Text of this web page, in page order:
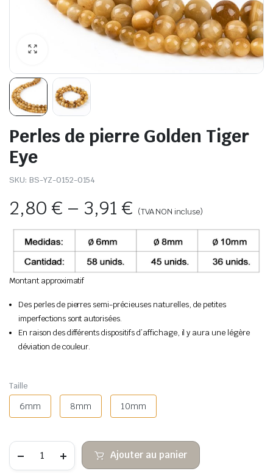
Perles de pierre Golden Tiger
Eye
SKU: BS-YZ-0152-0154
2,80€ – 3,91€ (TVA NON incluse)
Montant approximatif
Des perles de pierres semi-précieuses naturelles, de petites
imperfections sont autorisées.
En raison des différents dispositifs d’affichage, il y aura une légère
déviation de couleur.
Taille
6mm 8mm 10mm
Ajouter au panier